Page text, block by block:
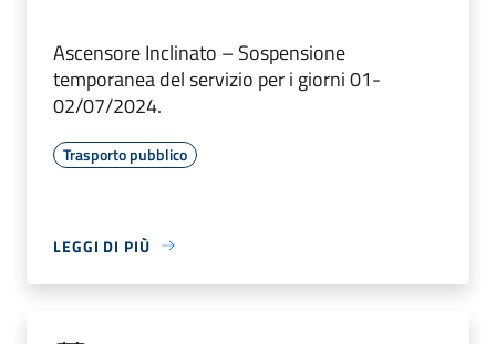
Ascensore Inclinato – Sospensione
temporanea del servizio per i giorni 01-
02/07/2024.
Trasporto pubblico
LEGGI DI PIÙ